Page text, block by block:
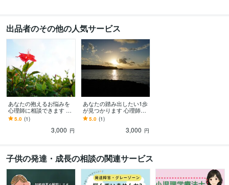
出品者のその他の人気サービス
あなたの抱えるお悩みを
心理師に相談できます ～
専門的なカウンセリング
を手軽なチャットで～
5.0 (1)
3,000 円
あなたの踏み出したい1歩
が見つかります 心理師が
あなたの大切な価値観に
沿った道を一緒に探しま
5.0 (1)
3,000 円
子供の発達・成長の相談の関連サービス